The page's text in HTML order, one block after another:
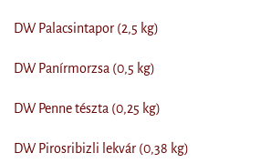
DW Palacsintapor (2,5 kg)
DW Panírmorzsa (0,5 kg)
DW Penne tészta (0,25 kg)
DW Pirosribizli lekvár (0,38 kg)